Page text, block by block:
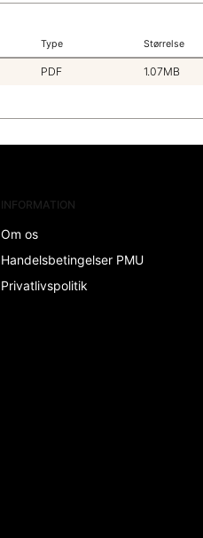
Type Størrelse
PDF 1.07MB
INFORMATION
Om os
Handelsbetingelser PMU
Privatlivspolitik